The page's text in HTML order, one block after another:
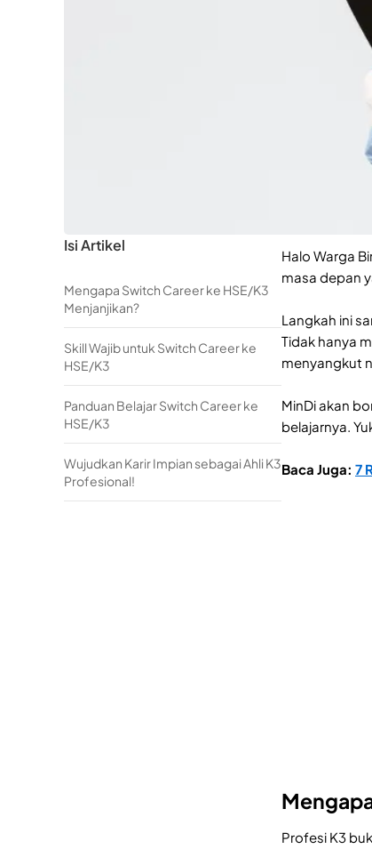
Isi Artikel
Mengapa Switch Career ke HSE/K3
Menjanjikan?
Skill Wajib untuk Switch Career ke
HSE/K3
Panduan Belajar Switch Career ke
HSE/K3
Wujudkan Karir Impian sebagai Ahli K3
Profesional!
Halo Warga
masa depan
Langkah ini
Tidak hanya
menyangkut
MinDi akan
belajarnya.
Baca Juga: 7
Profesi K3